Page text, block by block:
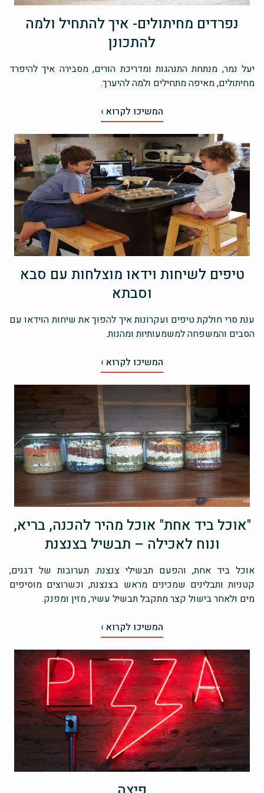
נפרדים מחיתולים- איך להתחיל ולמה
להתכונן
יעל נמר, מנתחת התנהגות ומדריכת הורים, מסבירה איך להיפרד
מחיתולים, מאיפה מתחילים ולמה להיערך.
המשיכו לקרוא ›
טיפים לשיחות וידאו מוצלחות עם סבא
וסבתא
ענת סרי חולקת טיפים ועקרונות איך להפוך את שיחות הוידאו עם
הסבים והמשפחה למשמעותיות ומהנות.
המשיכו לקרוא ›
"אוכל ביד אחת" אוכל מהיר להכנה, בריא,
ונוח לאכילה – תבשיל בצנצנת
אוכל ביד אחת, והפעם תבשילי צנצנת. תערובות של דגנים,
קטניות ותבלינים שמכינים מראש בצנצנת, וכשרוצים מוסיפים
מים ולאחר בישול קצר מתקבל תבשיל עשיר, מזין ומפנק.
המשיכו לקרוא ›